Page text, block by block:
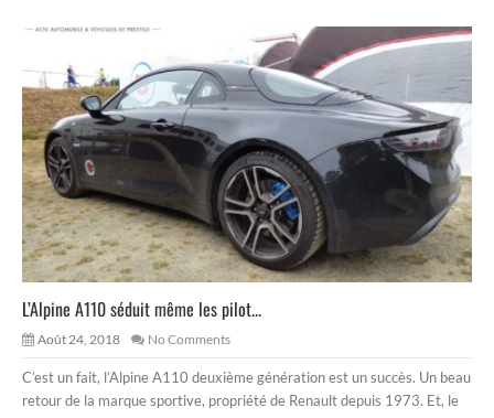
L’Alpine A110 séduit même les pilot...
Août 24, 2018 No Comments
C’est un fait, l’Alpine A110 deuxième génération est un succès. Un beau
retour de la marque sportive, propriété de Renault depuis 1973. Et, le